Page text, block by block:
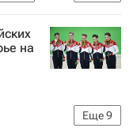
на
Еще9